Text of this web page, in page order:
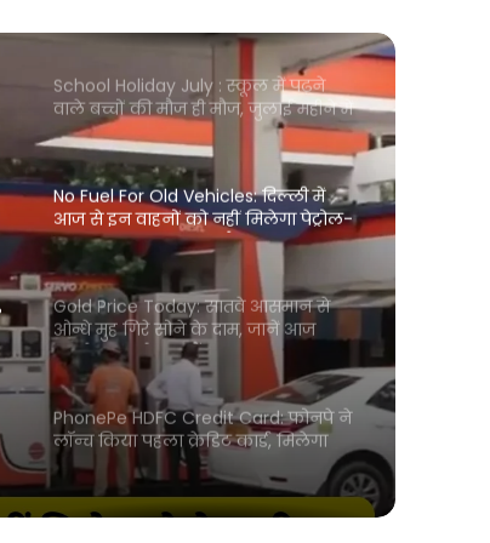
School Holiday July : स्कूल में पढ़ने
वाले बच्चों की मौज ही मौज, जुलाई महीने में
इतने दिन बंद रहेंगे स्कूल-कॉलेज
No Fuel For Old Vehicles: दिल्ली में
आज से इन वाहनों को नहीं मिलेगा पेट्रोल-
डीजल, लागू होने जा रहा है ये नया नियम
Gold Price Today: सातवे आसमान से
ओन्धे मुह गिरे सोने के दाम, जानें आज
आपके शहर में क्या हैं ताजा दाम
PhonePe HDFC Credit Card: फोनपे ने
लॉन्च किया पहला क्रेडिट कार्ड, मिलेगा
10% तक का रिवॉर्ड, UPI मर्चेंट पर भी कर
सकेगे इस्तेमाल